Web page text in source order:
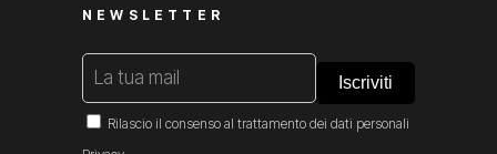
NEWSLETTER
Rilascio il consenso al trattamento dei dati personali